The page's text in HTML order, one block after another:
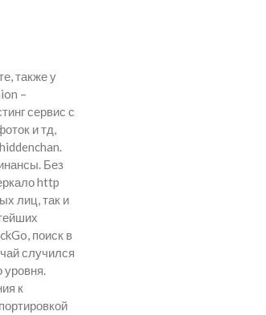
также у
–
сервис с
и тд,
Без
http
лиц, так и
поиск в
случился
уровня.
к